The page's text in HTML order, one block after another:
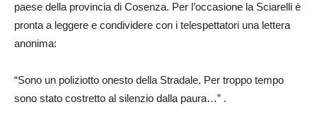
paese della provincia di Cosenza. Per l’occasione la Sciarelli è
pronta a leggere e condividere con i telespettatori una lettera
anonima:
“Sono un poliziotto onesto della Stradale. Per troppo tempo
sono stato costretto al silenzio dalla paura…” .